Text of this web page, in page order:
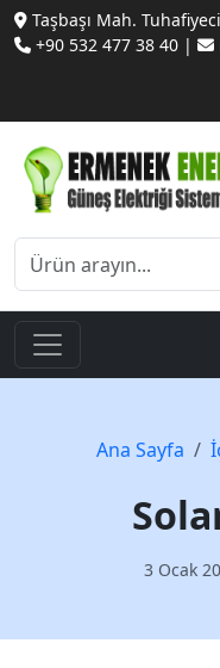
Taşbaşı Mah.
+90 532 477 38 40 |
Ana Sayfa
3 Ocak